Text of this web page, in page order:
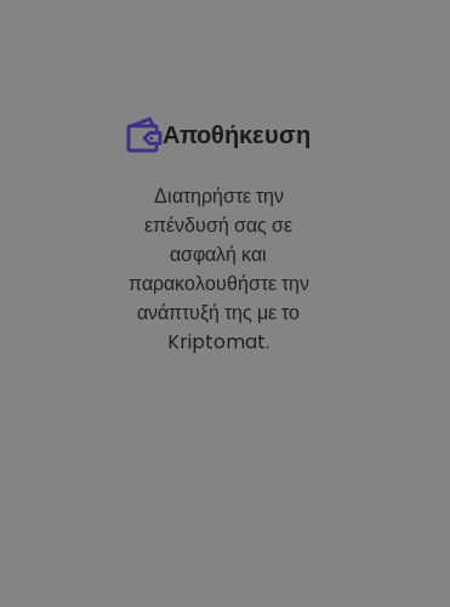
Αποθήκευση
Διατηρήστε την
επένδυσή σας σε
ασφαλή και
παρακολουθήστε την
ανάπτυξή της με το
Kriptomat.